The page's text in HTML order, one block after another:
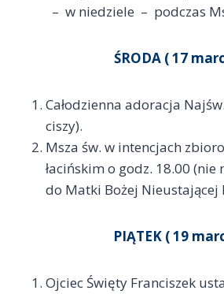
– w niedziele – podczas
ŚRODA ( 17
Całodzienna adoracja
ciszy).
Msza św. w intencjach
łacińskim o godz. 18.00 (nie
do Matki Bożej Nieustającej
PIĄTEK ( 19
Ojciec Święty Franciszek